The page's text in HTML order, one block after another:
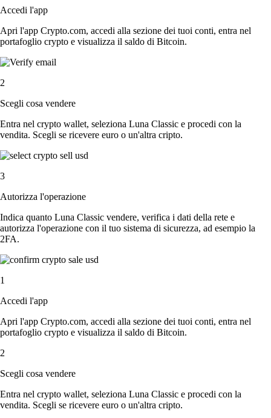
Accedi l'app
Apri l'app Crypto.com, accedi alla sezione dei tuoi conti, entra nel
portafoglio crypto e visualizza il saldo di Bitcoin.
2
Scegli cosa vendere
Entra nel crypto wallet, seleziona Luna Classic e procedi con la
vendita. Scegli se ricevere euro o un'altra cripto.
3
Autorizza l'operazione
Indica quanto Luna Classic vendere, verifica i dati della rete e
autorizza l'operazione con il tuo sistema di sicurezza, ad esempio la
2FA.
1
Accedi l'app
Apri l'app Crypto.com, accedi alla sezione dei tuoi conti, entra nel
portafoglio crypto e visualizza il saldo di Bitcoin.
2
Scegli cosa vendere
Entra nel crypto wallet, seleziona Luna Classic e procedi con la
vendita. Scegli se ricevere euro o un'altra cripto.